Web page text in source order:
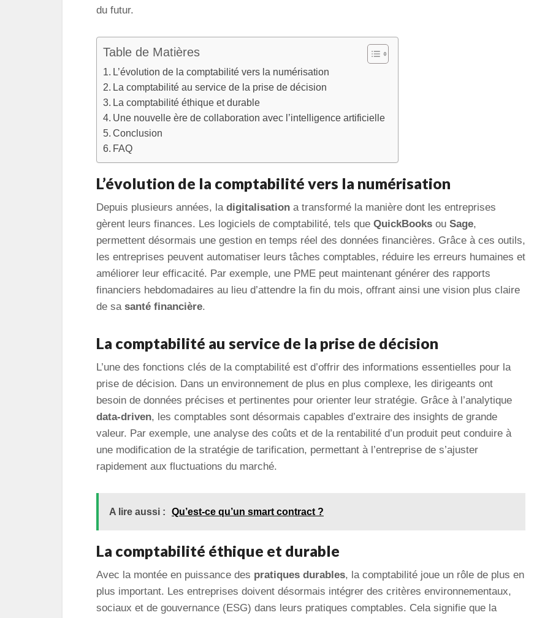
du futur.
Table de Matières
L’évolution de la comptabilité vers la numérisation
La comptabilité au service de la prise de décision
La comptabilité éthique et durable
Une nouvelle ère de collaboration avec l’intelligence artificielle
Conclusion
FAQ
L’évolution de la comptabilité vers la numérisation
Depuis plusieurs années, la digitalisation a transformé la manière dont les entreprises
gèrent leurs finances. Les logiciels de comptabilité, tels que QuickBooks ou Sage,
permettent désormais une gestion en temps réel des données financières. Grâce à ces outils,
les entreprises peuvent automatiser leurs tâches comptables, réduire les erreurs humaines et
améliorer leur efficacité. Par exemple, une PME peut maintenant générer des rapports
financiers hebdomadaires au lieu d’attendre la fin du mois, offrant ainsi une vision plus claire
de sa santé financière.
La comptabilité au service de la prise de décision
L’une des fonctions clés de la comptabilité est d’offrir des informations essentielles pour la
prise de décision. Dans un environnement de plus en plus complexe, les dirigeants ont
besoin de données précises et pertinentes pour orienter leur stratégie. Grâce à l’analytique
data-driven, les comptables sont désormais capables d’extraire des insights de grande
valeur. Par exemple, une analyse des coûts et de la rentabilité d’un produit peut conduire à
une modification de la stratégie de tarification, permettant à l’entreprise de s’ajuster
rapidement aux fluctuations du marché.
A lire aussi : Qu’est-ce qu’un smart contract ?
La comptabilité éthique et durable
Avec la montée en puissance des pratiques durables, la comptabilité joue un rôle de plus en
plus important. Les entreprises doivent désormais intégrer des critères environnementaux,
sociaux et de gouvernance (ESG) dans leurs pratiques comptables. Cela signifie que la